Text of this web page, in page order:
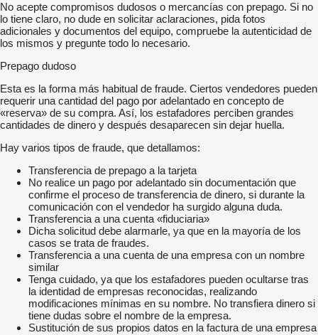
No acepte compromisos dudosos o mercancías con prepago. Si no
lo tiene claro, no dude en solicitar aclaraciones, pida fotos
adicionales y documentos del equipo, compruebe la autenticidad de
los mismos y pregunte todo lo necesario.
Prepago dudoso
Esta es la forma más habitual de fraude. Ciertos vendedores pueden
requerir una cantidad del pago por adelantado en concepto de
«reserva» de su compra. Así, los estafadores perciben grandes
cantidades de dinero y después desaparecen sin dejar huella.
Hay varios tipos de fraude, que detallamos:
Transferencia de prepago a la tarjeta
No realice un pago por adelantado sin documentación que
confirme el proceso de transferencia de dinero, si durante la
comunicación con el vendedor ha surgido alguna duda.
Transferencia a una cuenta «fiduciaria»
Dicha solicitud debe alarmarle, ya que en la mayoría de los
casos se trata de fraudes.
Transferencia a una cuenta de una empresa con un nombre
similar
Tenga cuidado, ya que los estafadores pueden ocultarse tras
la identidad de empresas reconocidas, realizando
modificaciones mínimas en su nombre. No transfiera dinero si
tiene dudas sobre el nombre de la empresa.
Sustitución de sus propios datos en la factura de una empresa